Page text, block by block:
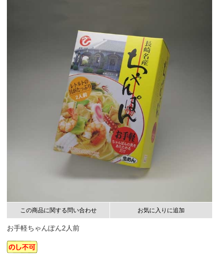
この商品に関する問い合わせ お気に入りに追加
お手軽ちゃんぽん2人前